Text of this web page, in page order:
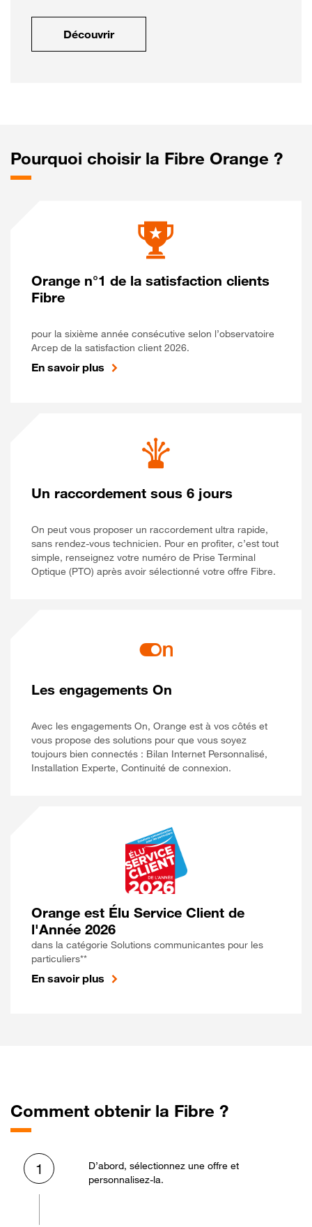
Découvrir
Pourquoi choisir la Fibre Orange ?
Orange n°1 de la satisfaction clients
Fibre
pour la sixième année consécutive selon l’observatoire
Arcep de la satisfaction client 2026.
En savoir plus
Un raccordement sous 6 jours
On peut vous proposer un raccordement ultra rapide,
sans rendez-vous technicien. Pour en profiter, c’est tout
simple, renseignez votre numéro de Prise Terminal
Optique (PTO) après avoir sélectionné votre offre Fibre.
Les engagements On
Avec les engagements On, Orange est à vos côtés et
vous propose des solutions pour que vous soyez
toujours bien connectés : Bilan Internet Personnalisé,
Installation Experte, Continuité de connexion.
Orange est Élu Service Client de
l'Année 2026
dans la catégorie Solutions communicantes pour les
particuliers**
En savoir plus
Comment obtenir la Fibre ?
1
D’abord, sélectionnez une offre et
personnalisez-la.